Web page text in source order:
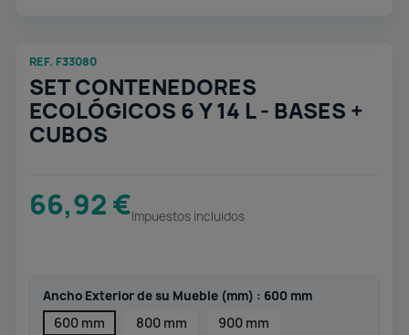
REF. F33080
SET CONTENEDORES
ECOLÓGICOS 6 Y 14 L - BASES +
CUBOS
66,92 €Impuestos incluidos
Ancho Exterior de su Mueble (mm) : 600 mm
600 mm 800 mm 900 mm